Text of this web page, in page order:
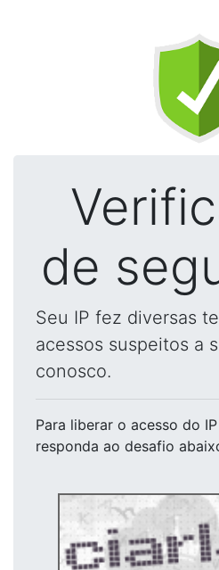
de
Seu IP fez diversas
acessos suspeitos a
conosco.
Para liberar o acesso do IP
responda ao desafio